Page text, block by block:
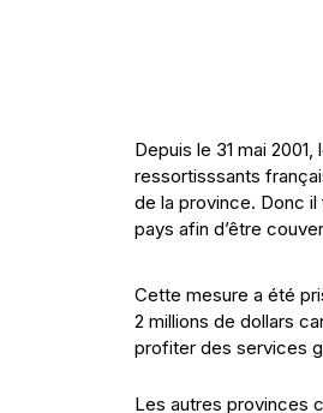
Depuis le 31 mai
ressortisssants
de la province. Donc
pays afin d’être
Cette mesure a été
2 millions de dollars
profiter des services
Les autres provinces